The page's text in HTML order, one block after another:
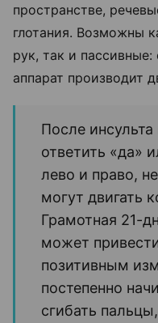
пространстве,
глотания. Возможны
рук, так и
аппарат производит
После
ответить «да»
лево и право,
могут двигать
Грамотная 21-
может
позитивным
постепенно
сгибать